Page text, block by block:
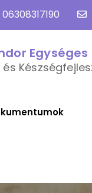
06308317190